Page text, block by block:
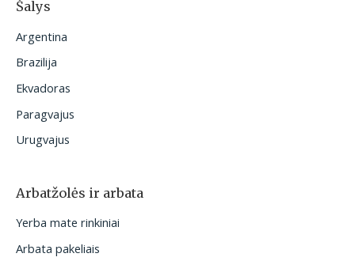
Šalys
Argentina
Brazilija
Ekvadoras
Paragvajus
Urugvajus
Arbatžolės ir arbata
Yerba mate rinkiniai
Arbata pakeliais